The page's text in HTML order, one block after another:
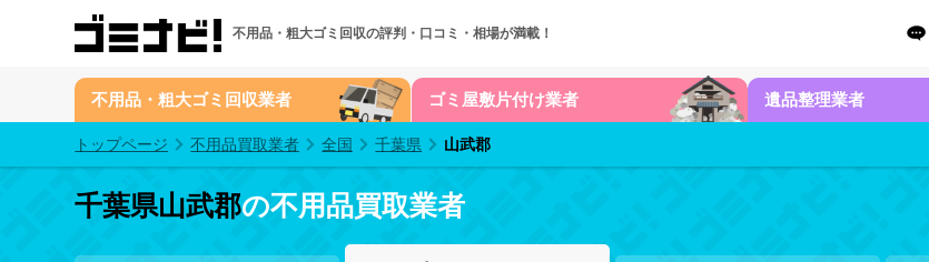
不用品・粗大ゴミ回収の評判・口コミ・相場が満載！
不用品・粗大ゴミ回収業者 ゴミ屋敷片付け業者 遺品整理業者
トップページ 不用品買取業者 全国 千葉県 山武郡
千葉県山武郡の不用品買取業者